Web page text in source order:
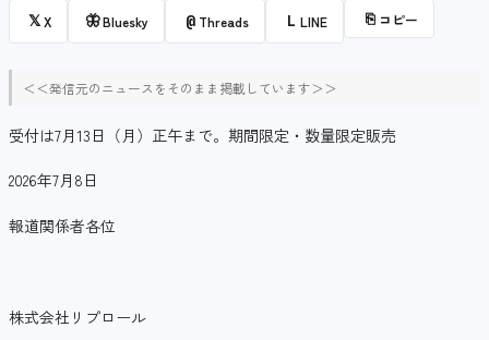
𝕏X 🦋Bluesky @ Threads L LINE ⎘ コピー
＜＜発信元のニュースをそのまま掲載しています＞＞
受付は7月13日（月）正午まで。期間限定・数量限定販売
2026年7月8日
報道関係者各位
株式会社リプロール